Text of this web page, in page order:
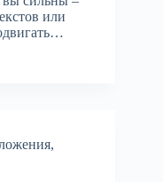
или
,